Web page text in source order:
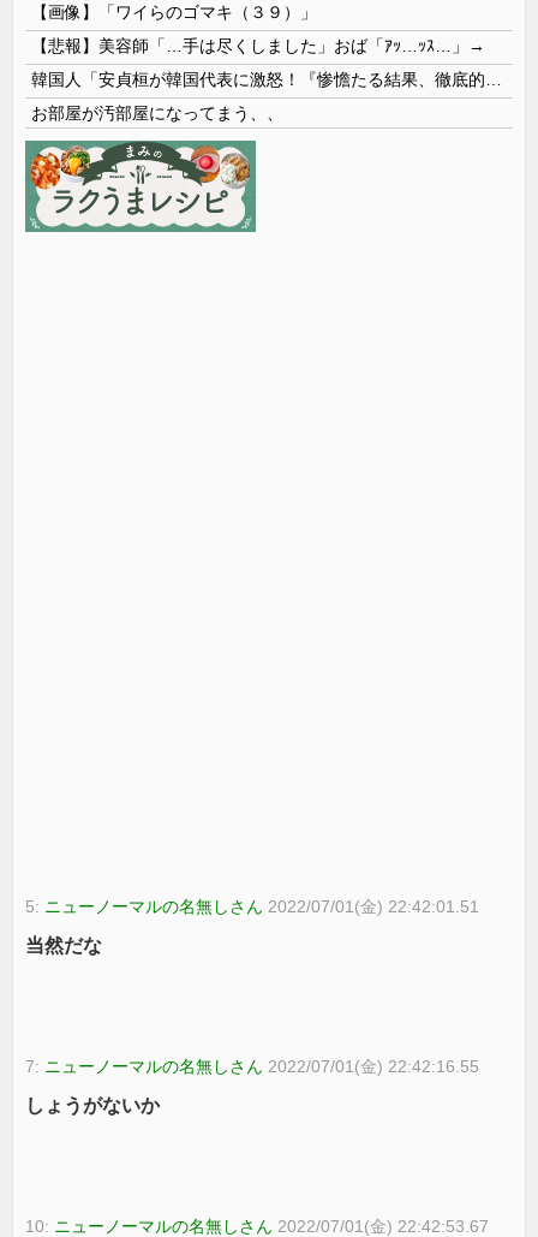
【画像】「ワイらのゴマキ（３９）」
【悲報】美容師「…手は尽くしました」おば「ｱｯ…ｯｽ…」→
お部屋が汚部屋になってまう、、
5: ニューノーマルの名無しさん 2022/07/01(金) 22:42:01.51
当然だな
7: ニューノーマルの名無しさん 2022/07/01(金) 22:42:16.55
しょうがないか
10: ニューノーマルの名無しさん 2022/07/01(金) 22:42:53.67